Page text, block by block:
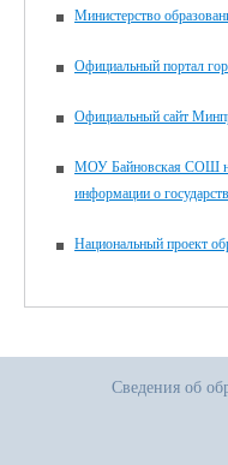
Министерство
Официальный портал
Официальный сайт
МОУ Байновская СОШ
информации о
Национальный проект
Сведения об